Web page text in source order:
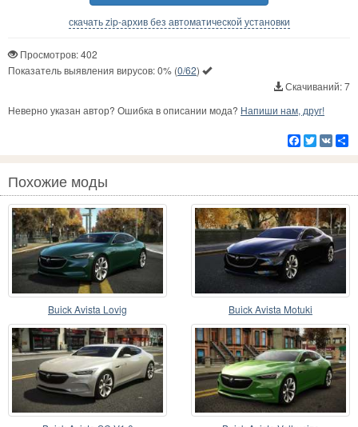
скачать zip-архив без автоматической установки
Просмотров: 402
Показатель выявления вирусов:0% (0/62)
Скачиваний: 7
Неверно указан автор? Ошибка в описании мода? Напиши нам, друг!
Facebook
Twitter
VK
Похожие моды
Buick Avista Lovig Buick Avista Motuki